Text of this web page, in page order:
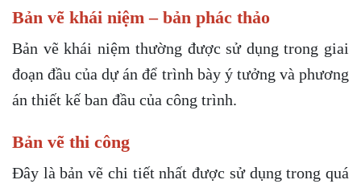
Bản vẽ khái niệm – bản phác thảo
Bản vẽ khái niệm thường được sử dụng trong giai
đoạn đầu của dự án để trình bày ý tưởng và phương
án thiết kế ban đầu của công trình.
Bản vẽ thi công
Đây là bản vẽ chi tiết nhất được sử dụng trong quá